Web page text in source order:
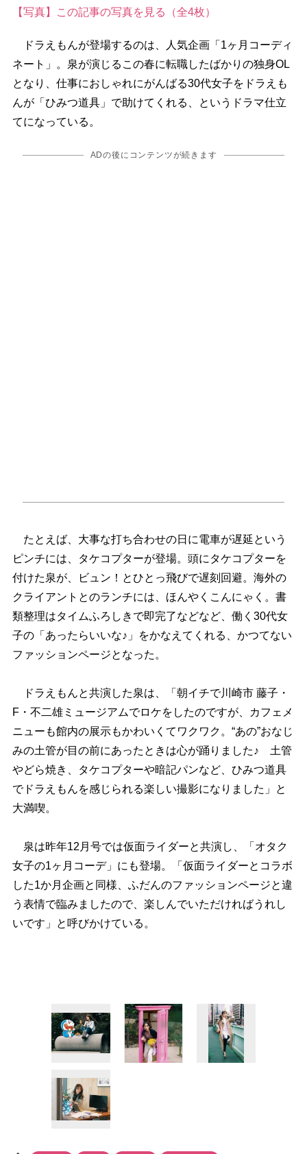
【写真】この記事の写真を見る（全4枚）
ドラえもんが登場するのは、人気企画「1ヶ月コーディ
ネート」。泉が演じるこの春に転職したばかりの独身OL
となり、仕事におしゃれにがんばる30代女子をドラえも
んが「ひみつ道具」で助けてくれる、というドラマ仕立
てになっている。
ADの後にコンテンツが続きます
たとえば、大事な打ち合わせの日に電車が遅延という
ピンチには、タケコプターが登場。頭にタケコプターを
付けた泉が、ビュン！とひとっ飛びで遅刻回避。海外の
クライアントとのランチには、ほんやくこんにゃく。書
類整理はタイムふろしきで即完了などなど、働く30代女
子の「あったらいいな♪」をかなえてくれる、かつてない
ファッションページとなった。
ドラえもんと共演した泉は、「朝イチで川崎市 藤子・
F・不二雄ミュージアムでロケをしたのですが、カフェメ
ニューも館内の展示もかわいくてワクワク。“あの”おなじ
みの土管が目の前にあったときは心が踊りました♪ 土管
どら焼き、タケコプターや暗記パンなど、ひみつ道具
でドラえもんを感じられる楽しい撮影になりました」と
大満喫。
泉は昨年12月号では仮面ライダーと共演し、「オタク
女子の1ヶ月コーデ」にも登場。「仮面ライダーとコラボ
した1か月企画と同様、ふだんのファッションページと違
う表情で臨みましたので、楽しんでいただければうれし
いです」と呼びかけている。